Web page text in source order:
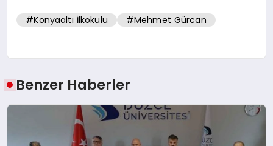
#Konyaaltı İlkokulu #Mehmet Gürcan
Benzer Haberler